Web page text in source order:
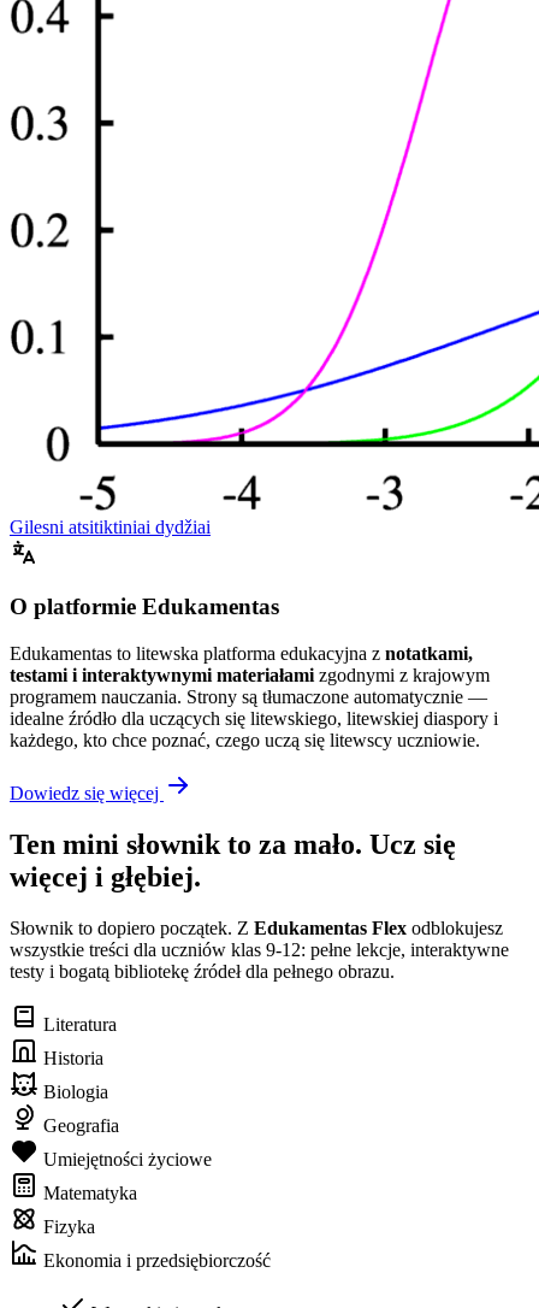
Gilesni atsitiktiniai dydžiai
O platformie Edukamentas
Edukamentas to litewska platforma edukacyjna z notatkami,
testami i interaktywnymi materiałami zgodnymi z krajowym
programem nauczania. Strony są tłumaczone automatycznie —
idealne źródło dla uczących się litewskiego, litewskiej diaspory i
każdego, kto chce poznać, czego uczą się litewscy uczniowie.
Dowiedz się więcej
Ten mini słownik to za mało. Ucz się
więcej i głębiej.
Słownik to dopiero początek. Z Edukamentas Flex odblokujesz
wszystkie treści dla uczniów klas 9-12: pełne lekcje, interaktywne
testy i bogatą bibliotekę źródeł dla pełnego obrazu.
Literatura
Historia
Biologia
Geografia
Umiejętności życiowe
Matematyka
Fizyka
Ekonomia i przedsiębiorczość